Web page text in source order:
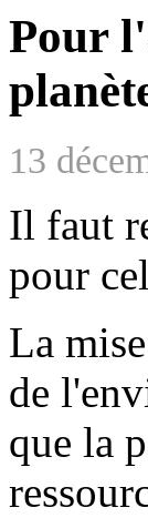
Pour
13
Il faut
pour
La
de
que la